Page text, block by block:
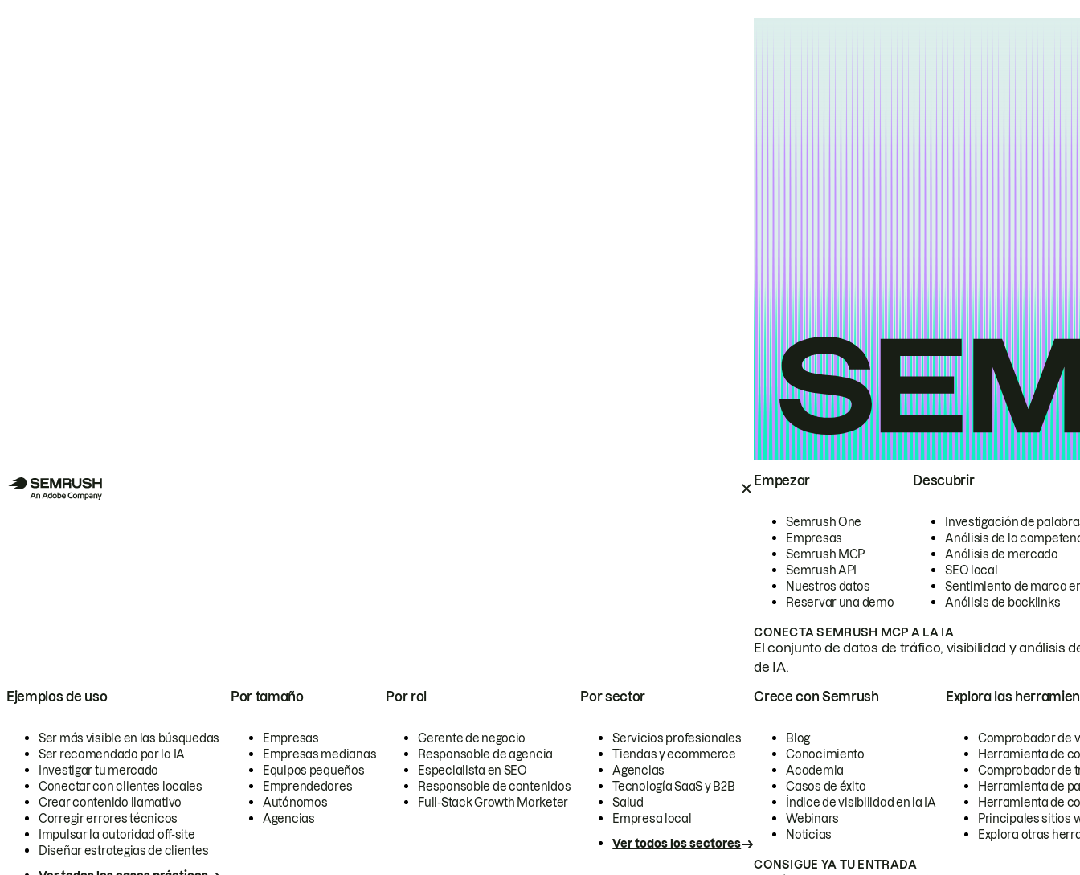
Empezar
Semrush One
Empresas
Semrush MCP
Semrush API
Nuestros datos
Reservar una demo
Descubrir
Investigación de
Análisis de la
Análisis de mercado
SEO local
Sentimiento de marca
Análisis de backlinks
CONECTA SEMRUSH MCP A LA IA
El conjunto de datos de tráfico, visibilidad y análisis
de IA.
Ejemplos de uso
Ser más visible en las búsquedas
Ser recomendado por la IA
Investigar tu mercado
Conectar con clientes locales
Crear contenido llamativo
Corregir errores técnicos
Impulsar la autoridad off-site
Diseñar estrategias de clientes
Por tamaño
Empresas
Empresas medianas
Equipos pequeños
Emprendedores
Autónomos
Agencias
Por rol
Gerente de negocio
Responsable de agencia
Especialista en SEO
Responsable de contenidos
Full-Stack Growth Marketer
Por sector
Servicios profesionales
Tiendas y ecommerce
Agencias
Tecnología SaaS y B2B
Salud
Empresa local
Ver todos los sectores
Crece con Semrush
Blog
Conocimiento
Academia
Casos de éxito
Índice de visibilidad en la IA
Webinars
Noticias
Explora las
Comprobador de
Herramienta de
Comprobador de
Herramienta de
Herramienta de
Principales sitios
Explora otras
CONSIGUE YA TU ENTRADA